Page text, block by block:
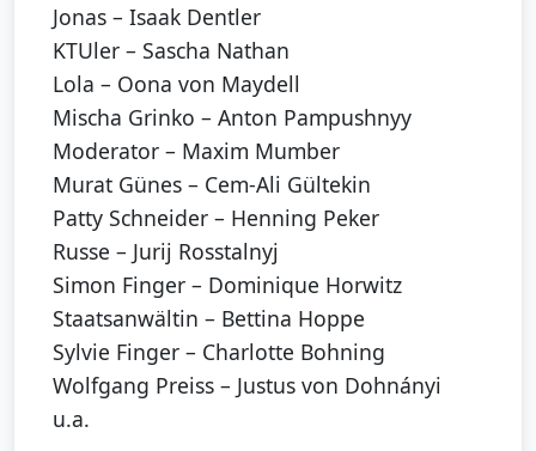
Jonas – Isaak Dentler
KTUler – Sascha Nathan
Lola – Oona von Maydell
Mischa Grinko – Anton Pampushnyy
Moderator – Maxim Mumber
Murat Günes – Cem-Ali Gültekin
Patty Schneider – Henning Peker
Russe – Jurij Rosstalnyj
Simon Finger – Dominique Horwitz
Staatsanwältin – Bettina Hoppe
Sylvie Finger – Charlotte Bohning
Wolfgang Preiss – Justus von Dohnányi
u.a.